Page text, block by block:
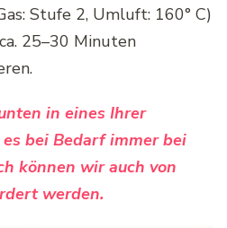
Stufe 2, Umluft: 160° C)
25–30 Minuten
in eines Ihrer
bei Bedarf immer bei
können wir auch von
werden.